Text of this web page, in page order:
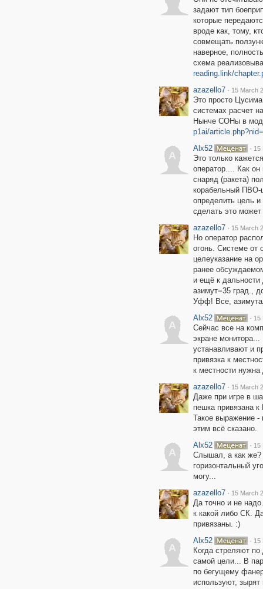
задают тип
которые
вроде как, тому,
совмещать
наверное,
схема
reading.link/
azazello7 · 15 March
Это просто
системах расчет
Нынче СОНы в
p1ai/
A
Alx52 · 15
Это только
оператор.... Как он
снаряд (ракета)
корабельный ПВО-
определить цель и
сделать это
azazello7 · 15 March
Но оператор
огонь. Системе от
целеуказание на
ранее
и ещё к дальности
азимут=35 град.,
Уфф! Все,
A
Alx52 · 15
Сейчас все на
экране
устанавливают и
привязка к
к местности
azazello7 · 15 March
Даже при игре в
пешка привязана
Такое выражение
этим всё сказано.
A
Alx52 · 15
Слышал, а как же?
горизонтальный
могу...
azazello7 · 15 March
Да точно и не
к какой либо СК.
привязаны. :)
A
Alx52 · 15
Когда стреляют
самой цели... В
по бегущему
используют,